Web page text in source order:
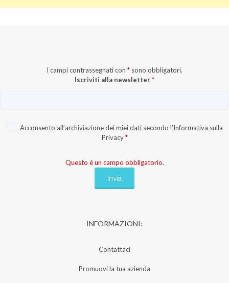
I campi contrassegnati con * sono obbligatori.
Iscriviti alla newsletter*
Acconsento all’archiviazione dei miei dati secondo l’Informativa sulla
Privacy *
Questo è un campo obbligatorio.
INFORMAZIONI:
Contattaci
Promuovi la tua azienda